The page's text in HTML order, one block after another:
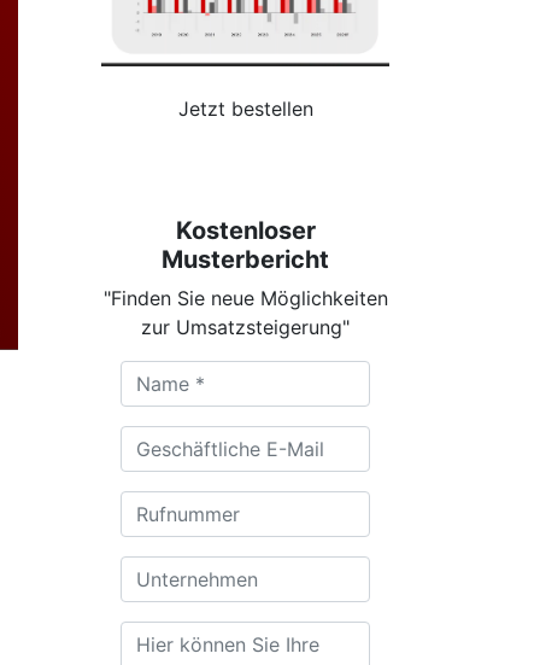
Jetzt bestellen
Kostenloser
Musterbericht
"Finden Sie neue Möglichkeiten
zur Umsatzsteigerung"